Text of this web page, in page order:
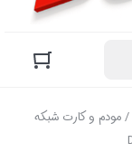
/مودم و کارت شبکه